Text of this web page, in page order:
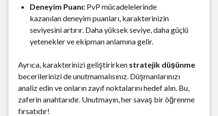
Deneyim Puanı:PvP mücadelelerinde
kazanılan deneyim puanları, karakterinizin
seviyesini artırır. Daha yüksek seviye, daha güçlü
yetenekler ve ekipman anlamına gelir.
Ayrıca, karakterinizi geliştirirken stratejik düşünme
becerilerinizi de unutmamalısınız. Düşmanlarınızı
analiz edin ve onların zayıf noktalarını hedef alın. Bu,
zaferin anahtarıdır. Unutmayın, her savaş bir öğrenme
fırsatıdır!